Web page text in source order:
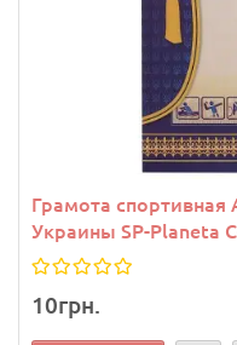
Грамота спортивная
Украины SP-Planeta
10грн.